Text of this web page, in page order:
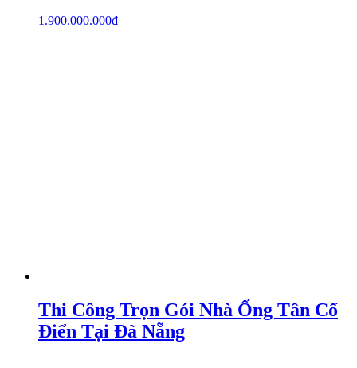
1.900.000.000₫
Thi Công Trọn Gói Nhà Ống Tân Cổ
Điển Tại Đà Nẵng